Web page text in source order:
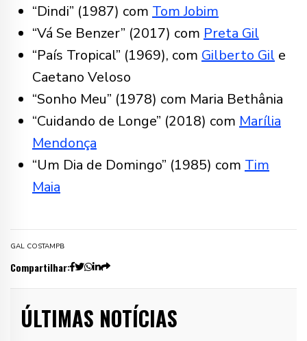
“Dindi” (1987) com Tom Jobim
“Vá Se Benzer” (2017) com Preta Gil
“País Tropical” (1969), com Gilberto Gil e
Caetano Veloso
“Sonho Meu” (1978) com Maria Bethânia
“Cuidando de Longe” (2018) com Marília
Mendonça
“Um Dia de Domingo” (1985) com Tim
Maia
GAL COSTAMPB
Compartilhar:
ÚLTIMAS NOTÍCIAS